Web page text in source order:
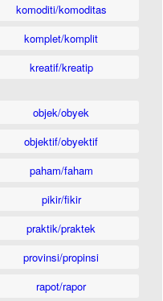
komoditi/komoditas
komplet/komplit
kreatif/kreatip
objek/obyek
objektif/obyektif
paham/faham
pikir/fikir
praktik/praktek
provinsi/propinsi
rapot/rapor